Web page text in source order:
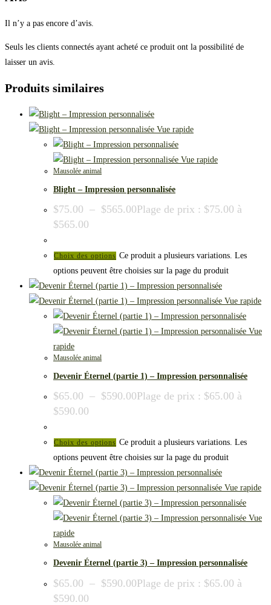
Il n’y a pas encore d’avis.
Seuls les clients connectés ayant acheté ce produit ont la possibilité de
laisser un avis.
Produits similaires
Vue rapide
Vue rapide
Mausolée animal
Blight – Impression personnalisée
$75.00 – $565.00Plage de prix : $75.00 à
$565.00
Choix des options Ce produit a plusieurs variations. Les
options peuvent être choisies sur la page du produit
Vue rapide
Vue
rapide
Mausolée animal
Devenir Éternel (partie 1) – Impression personnalisée
$65.00 – $590.00Plage de prix : $65.00 à
$590.00
Choix des options Ce produit a plusieurs variations. Les
options peuvent être choisies sur la page du produit
Vue rapide
Vue
rapide
Mausolée animal
Devenir Éternel (partie 3) – Impression personnalisée
$65.00 – $590.00Plage de prix : $65.00 à
$590.00